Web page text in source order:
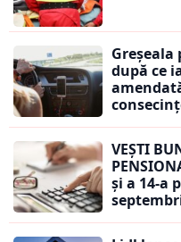
Greșeala
după ce
VEȘTI
și a 14-a